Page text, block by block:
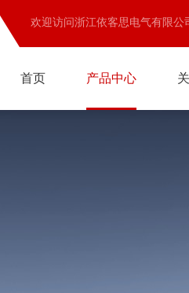
欢迎访问浙江依客思电气有限公
首页 产品中心